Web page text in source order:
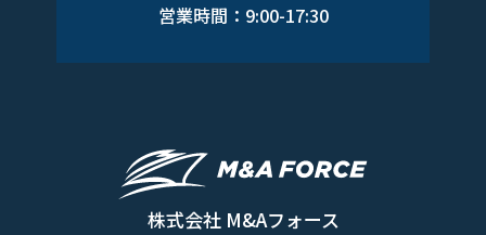
営業時間：9:00-17:30
株式会社 M&Aフォース